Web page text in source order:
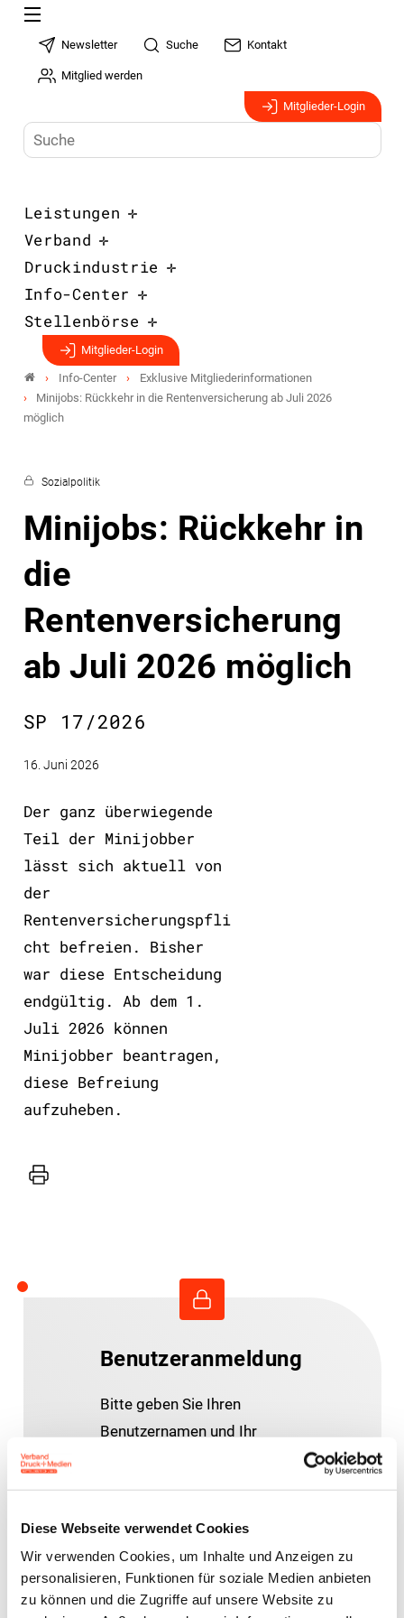
Diese Webseite verwendet Cookies
Wir verwenden Cookies, um Inhalte und Anzeigen zu
personalisieren, Funktionen für soziale Medien anbieten
zu können und die Zugriffe auf unsere Website zu
Newsletter Suche Kontakt
Mitglied werden
Mitglieder-Login
Leistungen
Verband
Druckindustrie
Info-Center
Stellenbörse
Mitglieder-Login
Info-Center
Exklusive Mitgliederinformationen
Minijobs: Rückkehr in die Rentenversicherung ab Juli 2026
möglich
Sozialpolitik
Minijobs: Rückkehr in
die
Rentenversicherung
ab Juli 2026 möglich
SP 17/2026
16. Juni 2026
Der ganz überwiegende
Teil der Minijobber
lässt sich aktuell von
der
Rentenversicherungspfli
cht befreien. Bisher
war diese Entscheidung
endgültig. Ab dem 1.
Juli 2026 können
Minijobber beantragen,
diese Befreiung
aufzuheben.
Drucker
Benutzeranmeldung
Bitte geben Sie Ihren
Benutzernamen und Ihr